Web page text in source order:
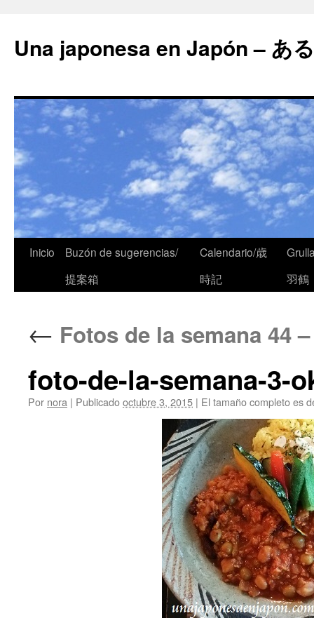
Una japonesa en Japón – あ
Inicio
Buzón de sugerencias/
提案箱
Calendario/歳
時記
羽鶴
← Fotos de la semana 44
foto-de-la-semana-3-
Por nora | Publicadooctubre 3, 2015 | El tamaño completo es